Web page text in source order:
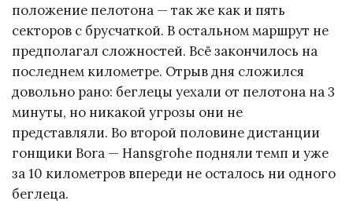
положение пелотона — так же как и пять
секторов с брусчаткой. В остальном маршрут не
предполагал сложностей. Всё закончилось на
последнем километре. Отрыв дня сложился
довольно рано: беглецы уехали от пелотона на 3
минуты, но никакой угрозы они не
представляли. Во второй половине дистанции
гонщики Bora — Hansgrohe подняли темп и уже
за 10 километров впереди не осталось ни одного
беглеца.